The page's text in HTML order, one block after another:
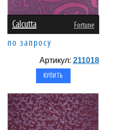
Calcutta Fortune
по запросу
Артикул: 211018